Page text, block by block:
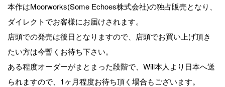
本作はMoorworks(Some Echoes株式会社)の独占販売となり、
ダイレクトでお客様にお届けされます。
店頭での発売は後日となりますので、店頭でお買い上げ頂き
たい方は今暫くお待ち下さい。
ある程度オーダーがまとまった段階で、Will本人より日本へ送
られますので、1ヶ月程度お待ち頂く場合もございます。